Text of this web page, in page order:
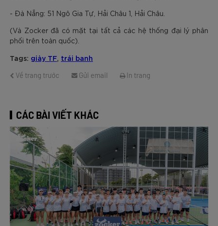
- Đà Nẵng: 51 Ngô Gia Tự, Hải Châu 1, Hải Châu.
(Và Zocker đã có mặt tại tất cả các hệ thống đại lý phân
phối trên toàn quốc).
Tags: giày TF, trái banh
Về trang trước Gửi email In trang
CÁC BÀI VIẾT KHÁC